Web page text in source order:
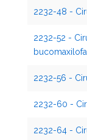
2232-48 -
2232-52 -
2232-56 -
2232-60 -
2232-64 -